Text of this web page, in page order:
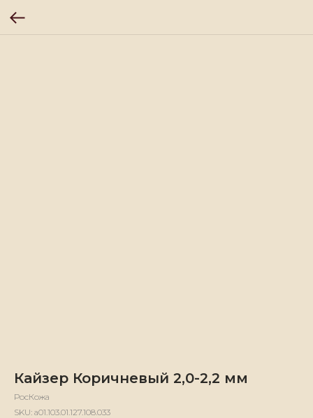
Кайзер Коричневый 2,0-2,2 мм
РосКожа
SKU: а01.103.01.127.108.033